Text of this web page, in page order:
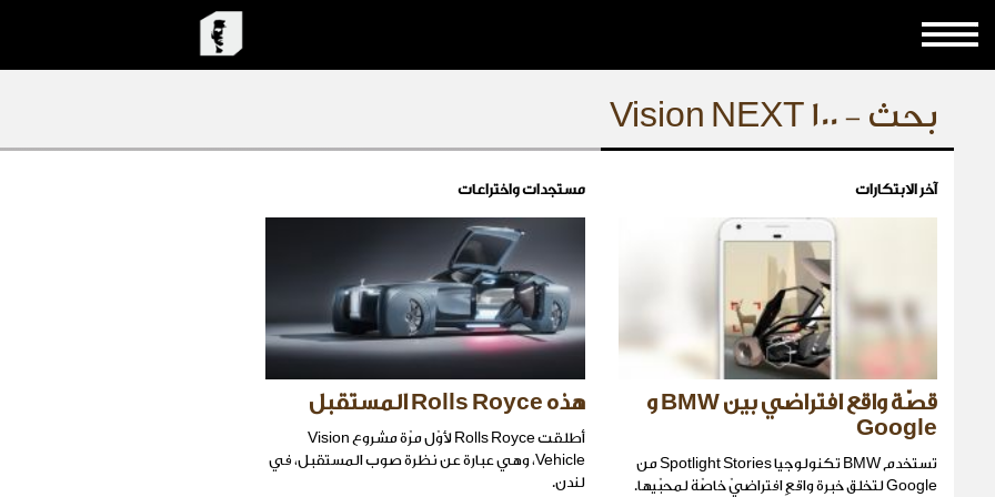
بحث - Vision NEXT 100
آخر الابتكارات
قصّة واقع افتراضي بين BMW و
Google
تستخدم BMW تكنولوجيا Spotlight Stories من
Google لتخلق خبرة واقعٍ افتراضيّ خاصّة لمحبّيها.
مستجدات واختراعات
هذه Rolls Royce المستقبل
أطلقت Rolls Royce لأوّل مرّة مشروع Vision
Vehicle، وهي عبارة عن نظرة صوب المستقبل، في
لندن.